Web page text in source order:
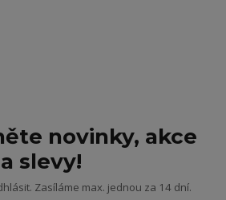
novinky, akce
a slevy!
Zasíláme max. jednou za 14 dní.